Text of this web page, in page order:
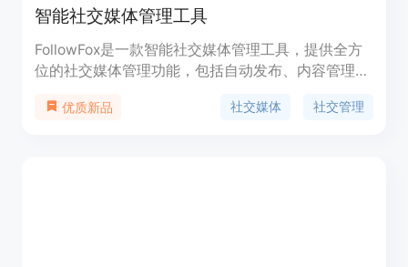
智能社交媒体管理工具
FollowFox是一款智能社交媒体管理工具，提供全方
位的社交媒体管理功能，包括自动发布、内容管理、
优质新品 社交媒体 社交管理